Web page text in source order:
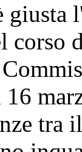
tra